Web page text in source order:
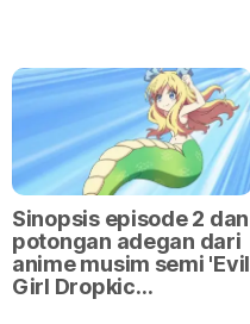
Sinopsis episode 2 dan
potongan adegan dari
anime musim semi 'Evil
Girl Dropkic…